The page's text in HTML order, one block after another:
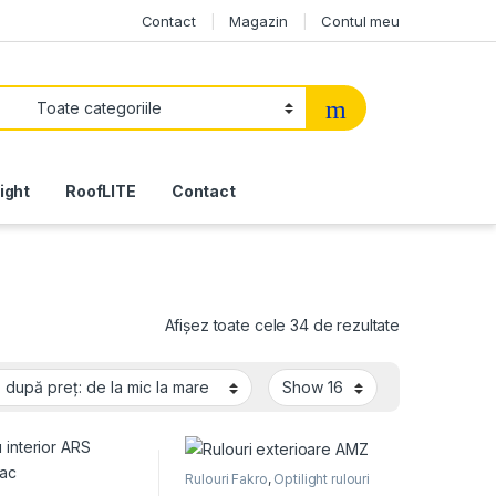
Contact Magazin Contul meu
RoofLITE Contact
Afișez toate cele 34 de rezultate
Rulouri Fakro, Optilight rulouri
Rulouri Optilight